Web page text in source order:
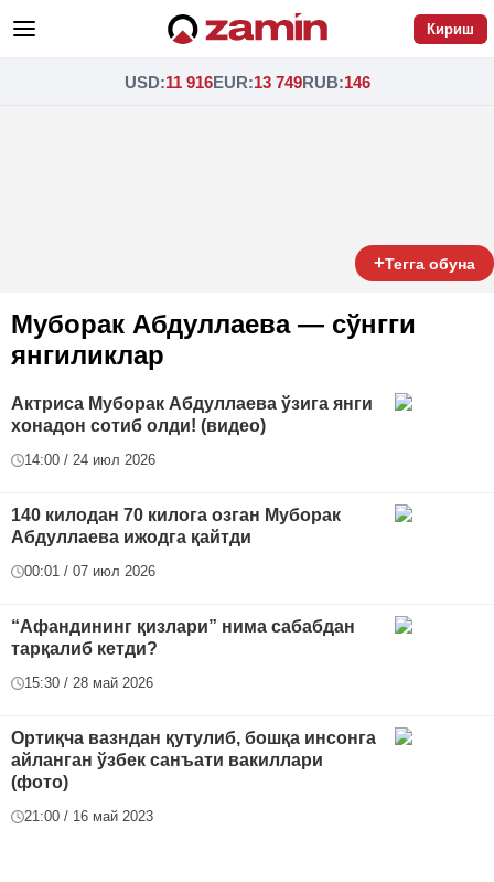
Кириш
USD:11 916EUR:13 749RUB:146
+Тегга обуна
Муборак Абдуллаева — сўнгги
янгиликлар
Актриса Муборак Абдуллаева ўзига янги
хонадон сотиб олди! (видео)
14:00 / 24 июл 2026
140 килодан 70 килога озган Муборак
Абдуллаева ижодга қайтди
00:01 / 07 июл 2026
“Афандининг қизлари” нима сабабдан
тарқалиб кетди?
15:30 / 28 май 2026
Ортиқча вазндан қутулиб, бошқа инсонга
айланган ўзбек санъати вакиллари
(фото)
21:00 / 16 май 2023